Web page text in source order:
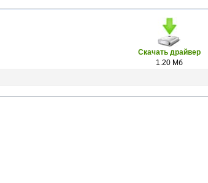
Скачать драйвер
1.20 Мб